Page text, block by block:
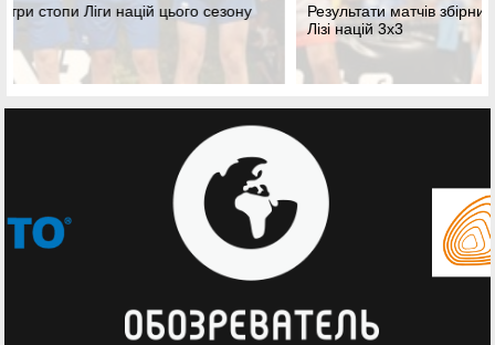
Результати матчів збірних України U-21 на третьому стопі